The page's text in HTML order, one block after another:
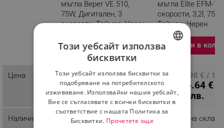
мъгла Beper VE.510,
75W, Дигитален, 3
скорости, Таймер, Черен
продукт
мъгла Elite EFM-
скорости, 3,2l, 75W,
Таймер, Черен
Добави в
Цена
219.80 € / 429.89
лв.
ПЦД: 91.98 € /
лв.
76.64 € /
149.89 лв.
Наличност Последни бройки Налично на склад
ROMANIAN
Този уебсайт използва
бисквитки
Този уебсайт използва бисквитки за
подобряване на потребителското
изживяване. Използвайки нашия уебсайт,
Вие се съгласявате с всички бисквитки в
съответствие с нашата Политика за
Бисквитки. Прочетете още